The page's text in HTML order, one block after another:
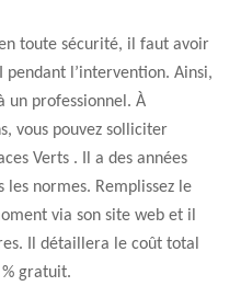
toute sécurité, il faut avoir
pendant l’intervention. Ainsi,
un professionnel. À
vous pouvez solliciter
Verts . Il a des années
les normes. Remplissez le
via son site web et il
Il détaillera le coût total
% gratuit.